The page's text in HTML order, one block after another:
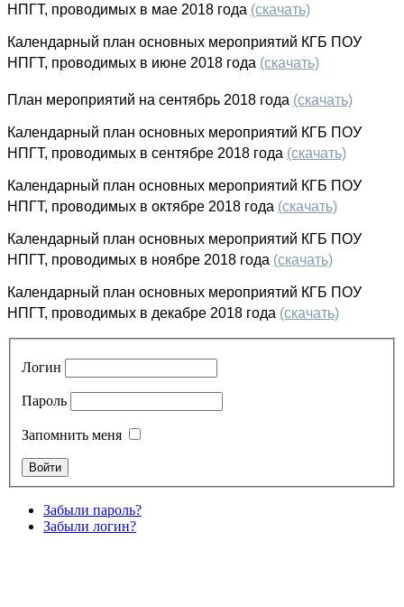
НПГТ, проводимых в мае 2018 года (скачать)
Календарный план основных мероприятий КГБ ПОУ
НПГТ, проводимых в июне 2018 года (скачать)
План мероприятий на сентябрь 2018 года (скачать)
Календарный план основных мероприятий КГБ ПОУ
НПГТ, проводимых в сентябре 2018 года (скачать)
Календарный план основных мероприятий КГБ ПОУ
НПГТ, проводимых в октябре 2018 года (скачать)
Календарный план основных мероприятий КГБ ПОУ
НПГТ, проводимых в ноябре 2018 года (скачать)
Календарный план основных мероприятий КГБ ПОУ
НПГТ, проводимых в декабре 2018 года (скачать)
Логин
Пароль
Запомнить меня
Забыли пароль?
Забыли логин?